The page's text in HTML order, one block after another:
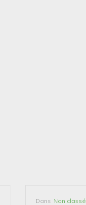
Dans Non classé